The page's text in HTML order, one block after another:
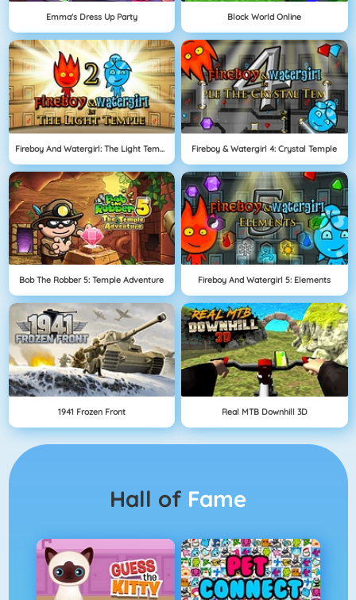
Emma's Dress Up Party Block World Online
Fireboy And Watergirl: The Light Temple Fireboy & Watergirl 4: Crystal Temple
Bob The Robber 5: Temple Adventure Fireboy And Watergirl 5: Elements
1941 Frozen Front Real MTB Downhill 3D
Hall of Fame